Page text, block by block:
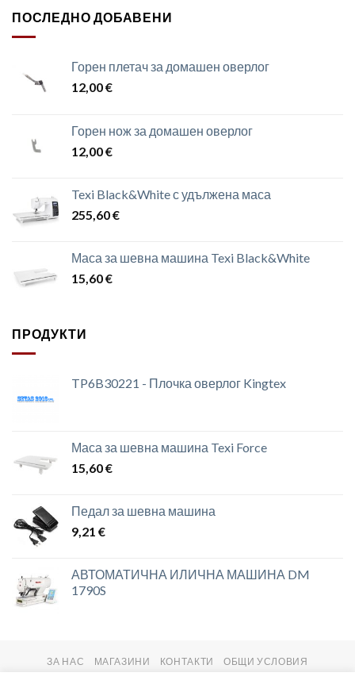
ПОСЛЕДНО ДОБАВЕНИ
Горен плетач за домашен оверлог
12,00€
Горен нож за домашен оверлог
12,00€
Texi Black&White с удължена маса
255,60€
Маса за шевна машина Texi Black&White
15,60€
ПРОДУКТИ
TP6B30221 - Плочка оверлог Kingtex
Маса за шевна машина Texi Force
15,60€
Педал за шевна машина
9,21 €
АВТОМАТИЧНА ИЛИЧНА МАШИНА DM
1790S
ЗА НАС МАГАЗИНИ КОНТАКТИ ОБЩИ УСЛОВИЯ